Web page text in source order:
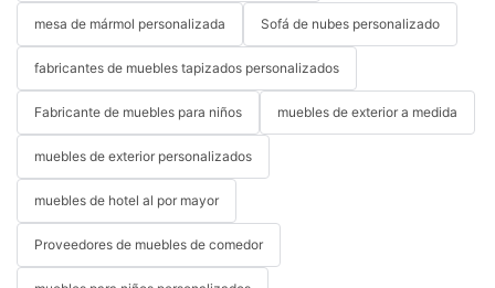
mesa de mármol personalizada Sofá de nubes personalizado
fabricantes de muebles tapizados personalizados
Fabricante de muebles para niños muebles de exterior a medida
muebles de exterior personalizados
muebles de hotel al por mayor
Proveedores de muebles de comedor